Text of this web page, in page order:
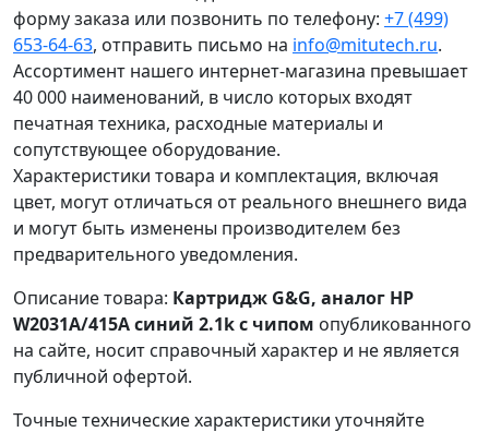
форму заказа или позвонить по телефону: +7 (499)
653-64-63, отправить письмо на info@mitutech.ru.
Ассортимент нашего интернет-магазина превышает
40 000 наименований, в число которых входят
печатная техника, расходные материалы и
сопутствующее оборудование.
Характеристики товара и комплектация, включая
цвет, могут отличаться от реального внешнего вида
и могут быть изменены производителем без
предварительного уведомления.
Описание товара: Картридж G&G, аналог HP
W2031A/415A синий 2.1k с чипом опубликованного
на сайте, носит справочный характер и не является
публичной офертой.
Точные технические характеристики уточняйте